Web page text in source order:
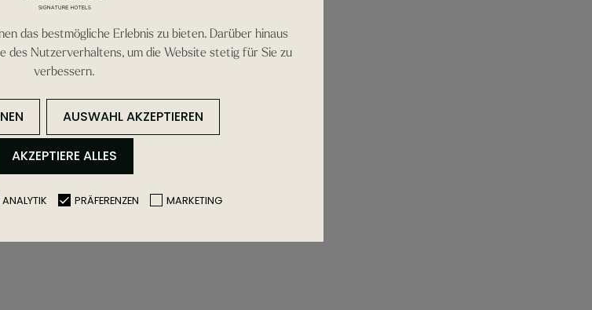
das bestmögliche Erlebnis zu bieten. Darüber hinaus
des Nutzerverhaltens, um die Website stetig für Sie zu
verbessern.
AUSWAHL AKZEPTIEREN
AKZEPTIERE ALLES
ANALYTIK PRÄFERENZEN MARKETING